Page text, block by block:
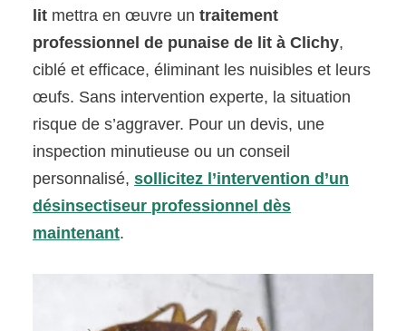
lit mettra en œuvre untraitement
professionnel de punaise de lit à Clichy,
ciblé et efficace, éliminant les nuisibles et leurs
œufs. Sans intervention experte, la situation
risque de s’aggraver. Pour un devis, une
inspection minutieuse ou un conseil
personnalisé,sollicitez l’intervention d’un
désinsectiseur professionnel dès
maintenant.